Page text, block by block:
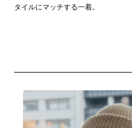
タイルにマッチする一着。